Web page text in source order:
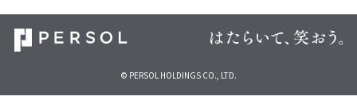
© PERSOL HOLDINGS CO., LTD.